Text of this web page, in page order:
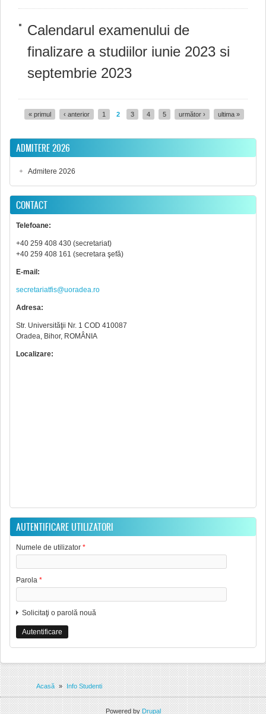
Calendarul examenului de
finalizare a studiilor iunie 2023 si
septembrie 2023
« primul ‹ anterior 1 2 3 4 5 următor › ultima »
ADMITERE 2026
Admitere 2026
CONTACT
Telefoane:
+40 259 408 430 (secretariat)
+40 259 408 161 (secretara şefă)
E-mail:
secretariatfis@uoradea.ro
Adresa:
Str. Universităţii Nr. 1 COD 410087
Oradea, Bihor, ROMÂNIA
Localizare:
AUTENTIFICARE UTILIZATORI
Numele de utilizator *
Parola *
Solicitaţi o parolă nouă
Acasă » Info Studenti
Powered by Drupal